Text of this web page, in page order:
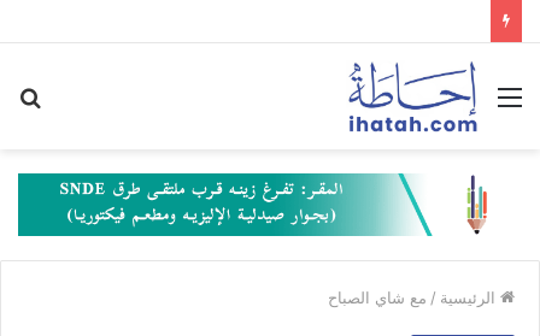
القائمة
الرئيسية / مع شاي الصباح